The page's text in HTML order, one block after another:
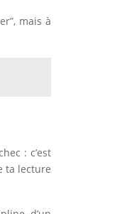
mais à
: c’est
ta lecture